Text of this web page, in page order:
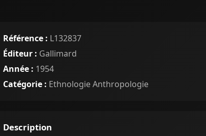
Référence : L132837
Éditeur : Gallimard
Année : 1954
Catégorie : Ethnologie Anthropologie
Description